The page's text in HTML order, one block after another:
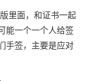
里面，和证书一起
能一个一个人给签
手签，主要是应对